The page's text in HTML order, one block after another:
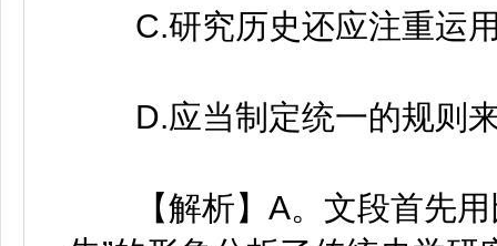
C.研究历史还应注重运用
D.应当制定统一的规则来
【解析】A。文段首先用